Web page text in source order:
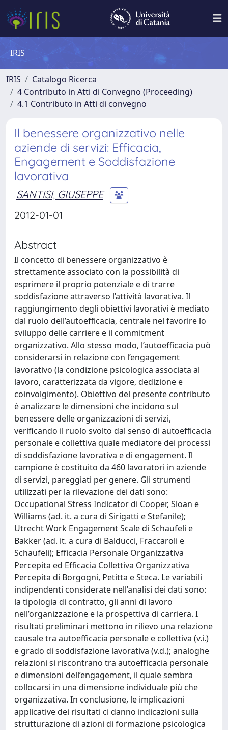
IRIS
IRIS
Catalogo Ricerca
4 Contributo in Atti di Convegno (Proceeding)
4.1 Contributo in Atti di convegno
Il benessere organizzativo nelle
aziende di servizi: Efficacia,
Engagement e Soddisfazione
lavorativa
SANTISI, GIUSEPPE
2012-01-01
Abstract
Il concetto di benessere organizzativo è
strettamente associato con la possibilità di
esprimere il proprio potenziale e di trarre
soddisfazione attraverso l’attività lavorativa. Il
raggiungimento degli obiettivi lavorativi è mediato
dal ruolo dell’autoefficacia, centrale nel favorire lo
sviluppo delle carriere e il commitment
organizzativo. Allo stesso modo, l’autoefficacia può
considerarsi in relazione con l’engagement
lavorativo (la condizione psicologica associata al
lavoro, caratterizzata da vigore, dedizione e
coinvolgimento). Obiettivo del presente contributo
è analizzare le dimensioni che incidono sul
benessere delle organizzazioni di servizi,
verificando il ruolo svolto dal senso di autoefficacia
personale e collettiva quale mediatore dei processi
di soddisfazione lavorativa e di engagement. Il
campione è costituito da 460 lavoratori in aziende
di servizi, pareggiati per genere. Gli strumenti
utilizzati per la rilevazione dei dati sono:
Occupational Stress Indicator di Cooper, Sloan e
Williams (ad. it. a cura di Sirigatti e Stefanile);
Utrecht Work Engagement Scale di Schaufeli e
Bakker (ad. it. a cura di Balducci, Fraccaroli e
Schaufeli); Efficacia Personale Organizzativa
Percepita ed Efficacia Collettiva Organizzativa
Percepita di Borgogni, Petitta e Steca. Le variabili
indipendenti considerate nell’analisi dei dati sono:
la tipologia di contratto, gli anni di lavoro
nell’organizzazione e la prospettiva di carriera. I
risultati preliminari mettono in rilievo una relazione
causale tra autoefficacia personale e collettiva (v.i.)
e grado di soddisfazione lavorativa (v.d.); analoghe
relazioni si riscontrano tra autoefficacia personale
e dimensioni dell’engagement, il quale sembra
collocarsi in una dimensione individuale più che
organizzativa. In conclusione, le implicazioni
applicative dei risultati ci danno indicazioni sulla
strutturazione di azioni di formazione psicologica